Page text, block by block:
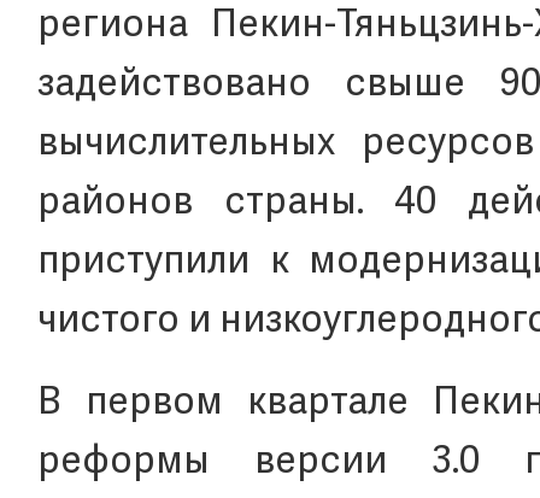
региона Пекин-
задействовано свыше
вычислительных
районов страны. 40
приступили к
чистого и
В первом квартале
реформы версии 3.0